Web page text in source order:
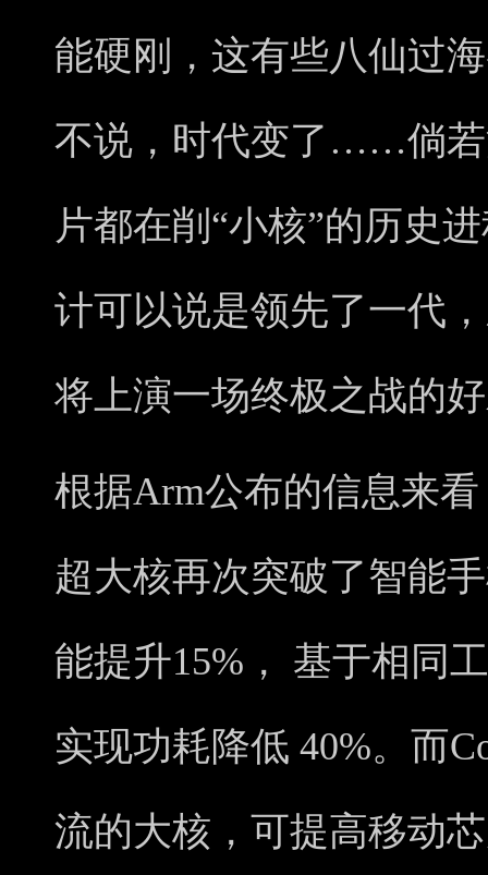
能硬刚，这有些八仙过
不说，时代变了……倘若
片都在削“小核”的历史
计可以说是领先了一代
将上演一场终极之战的
根据Arm公布的信息来
超大核再次突破了智能
能提升15%， 基于相同
实现功耗降低 40%。而
流的大核，可提高移动